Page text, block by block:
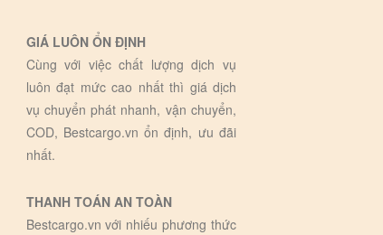
GIÁ LUÔN ỔN ĐỊNH
Cùng với việc chất lượng dịch vụ
luôn đạt mức cao nhất thì giá dịch
vụ chuyển phát nhanh, vận chuyển,
COD, Bestcargo.vn ổn định, ưu đãi
nhất.
THANH TOÁN AN TOÀN
Bestcargo.vn với nhiếu phương thức